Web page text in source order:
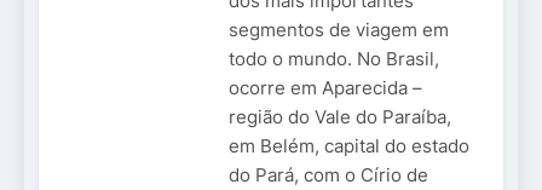
segmentos de viagem em
todo o mundo. No Brasil,
ocorre em Aparecida –
região do Vale do Paraíba,
em Belém, capital do estado
do Pará, com o Círio de